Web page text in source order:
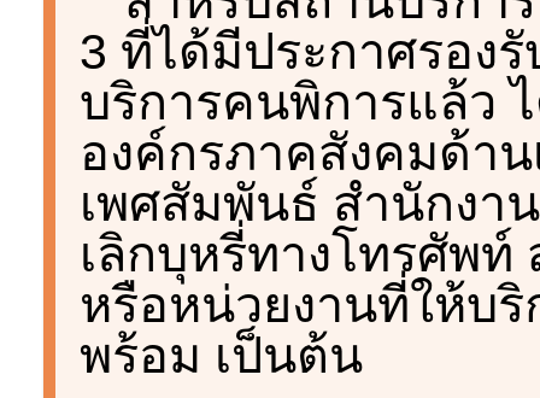
3 ที่ได้มีประกาศรอง
บริการคนพิการแล้ว
องค์กรภาคสังคมด้า
เพศสัมพันธ์ สำนักงา
เลิกบุหรี่ทางโทรศัพ
หรือหน่วยงานที่ให้บริ
พร้อม เป็นต้น